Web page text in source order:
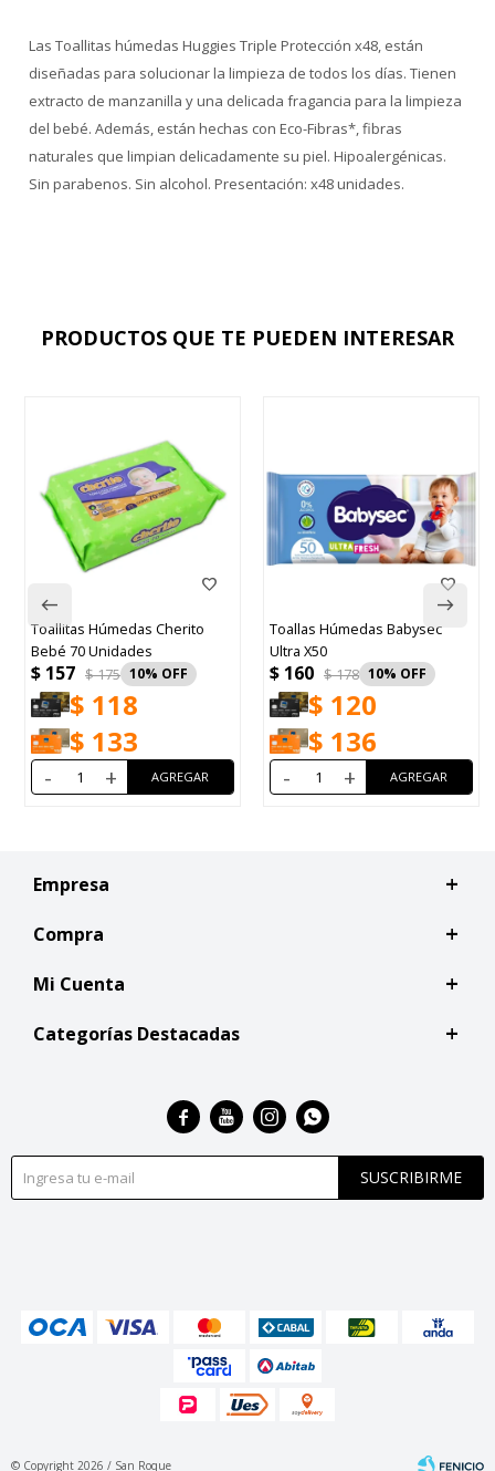
Las Toallitas húmedas Huggies Triple Protección x48, están
diseñadas para solucionar la limpieza de todos los días. Tienen
extracto de manzanilla y una delicada fragancia para la limpieza
del bebé. Además, están hechas con Eco-Fibras*, fibras
naturales que limpian delicadamente su piel. Hipoalergénicas.
Sin parabenos. Sin alcohol. Presentación: x48 unidades.
PRODUCTOS QUE TE PUEDEN INTERESAR
Húmedas Cherito
70 Unidades
$ 175 10
$118
$133
Toallas Húmedas Babysec
Ultra X50
$ 178 10
$120
$136
Empresa
Compra
Mi Cuenta
Categorías Destacadas
SUSCRIBIRME
   
© Copyright 2026 / San Roque